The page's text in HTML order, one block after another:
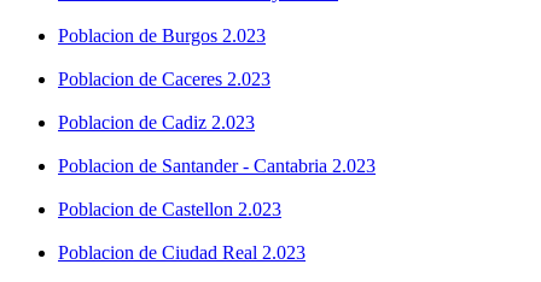
Poblacion de Burgos 2.023
Poblacion de Caceres 2.023
Poblacion de Cadiz 2.023
Poblacion de Santander - Cantabria 2.023
Poblacion de Castellon 2.023
Poblacion de Ciudad Real 2.023